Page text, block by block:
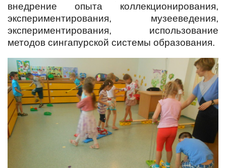
внедрение опыта коллекционирования,
экспериментирования, музееведения,
экспериментирования, использование
методов сингапурской системы образования.